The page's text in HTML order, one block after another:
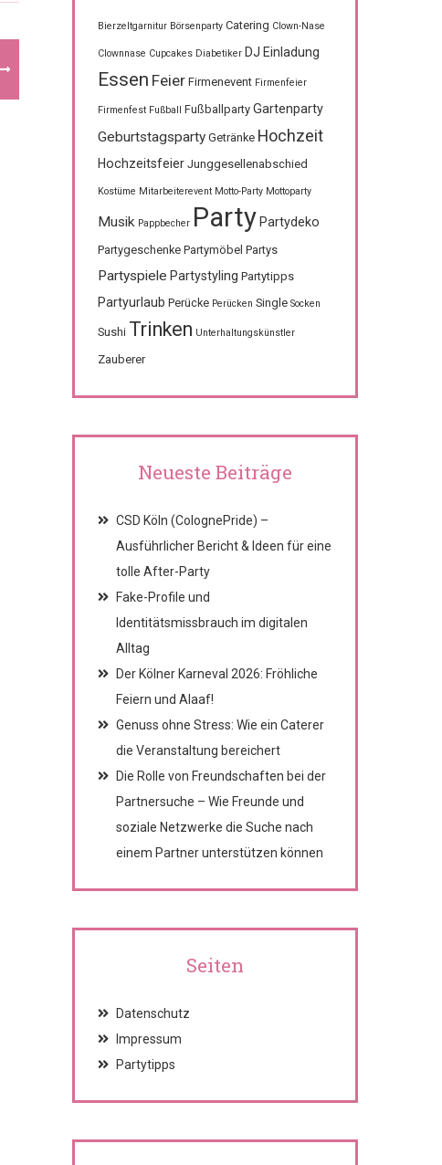
Bierzeltgarnitur Börsenparty Catering Clown-Nase
Clownnase Cupcakes Diabetiker DJ Einladung
Essen Feier Firmenevent Firmenfeier
Firmenfest Fußball Fußballparty Gartenparty
Geburtstagsparty Getränke Hochzeit
Hochzeitsfeier Junggesellenabschied
Kostüme Mitarbeiterevent Motto-Party Mottoparty
Musik Pappbecher Party Partydeko
Partygeschenke Partymöbel Partys
Partyspiele Partystyling Partytipps
Partyurlaub Perücke Perücken Single Socken
Sushi Trinken Unterhaltungskünstler
Zauberer
Neueste Beiträge
CSD Köln (ColognePride) –
Ausführlicher Bericht & Ideen für eine
tolle After-Party
Fake-Profile und
Identitätsmissbrauch im digitalen
Alltag
Der Kölner Karneval 2026: Fröhliche
Feiern und Alaaf!
Genuss ohne Stress: Wie ein Caterer
die Veranstaltung bereichert
Die Rolle von Freundschaften bei der
Partnersuche – Wie Freunde und
soziale Netzwerke die Suche nach
einem Partner unterstützen können
Seiten
Datenschutz
Impressum
Partytipps